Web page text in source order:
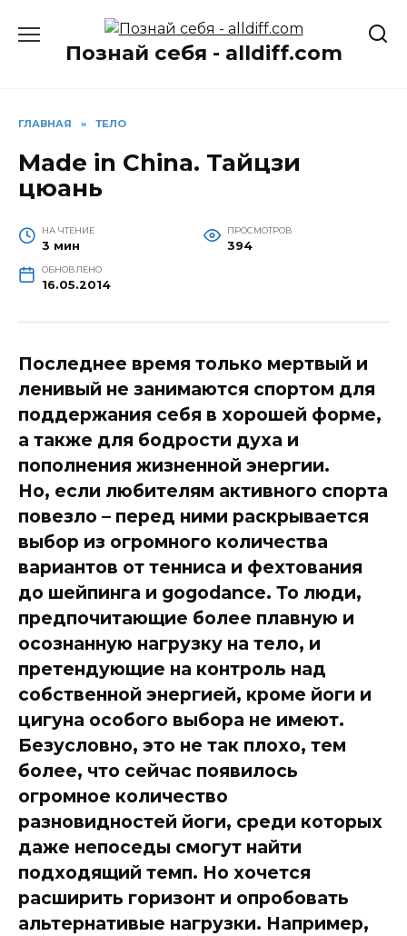
содержаниюПознай себя - alldiff.com
ГЛАВНАЯ » ТЕЛО
Made in China. Тайцзи
цюань
НА ЧТЕНИЕ
3 мин
ПРОСМОТРОВ
394
ОБНОВЛЕНО
16.05.2014
Последнее время только мертвый и
ленивый не занимаются спортом для
поддержания себя в хорошей форме,
а также для бодрости духа и
пополнения жизненной энергии.
Но, если любителям активного спорта
повезло – перед ними раскрывается
выбор из огромного количества
вариантов от тенниса и фехтования
до шейпинга и gogodance. То люди,
предпочитающие более плавную и
осознанную нагрузку на тело, и
претендующие на контроль над
собственной энергией, кроме йоги и
цигуна особого выбора не имеют.
Безусловно, это не так плохо, тем
более, что сейчас появилось
огромное количество
разновидностей йоги, среди которых
даже непоседы смогут найти
подходящий темп. Но хочется
расширить горизонт и опробовать
альтернативые нагрузки. Например,